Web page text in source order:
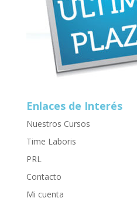
Enlaces de Interés
Nuestros Cursos
Time Laboris
PRL
Contacto
Mi cuenta